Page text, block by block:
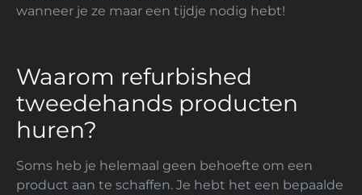
wanneer je ze maar een tijdje nodig hebt!
Waarom refurbished
tweedehands producten
huren?
Soms heb je helemaal geen behoefte om een
product aan te schaffen. Je hebt het een bepaalde